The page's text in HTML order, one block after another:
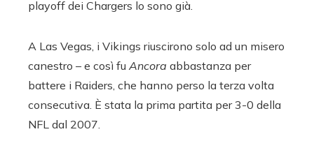
playoff dei Chargers lo sono già.
A Las Vegas, i Vikings riuscirono solo ad un misero
canestro – e così fu Ancora abbastanza per
battere i Raiders, che hanno perso la terza volta
consecutiva. È stata la prima partita per 3-0 della
NFL dal 2007.